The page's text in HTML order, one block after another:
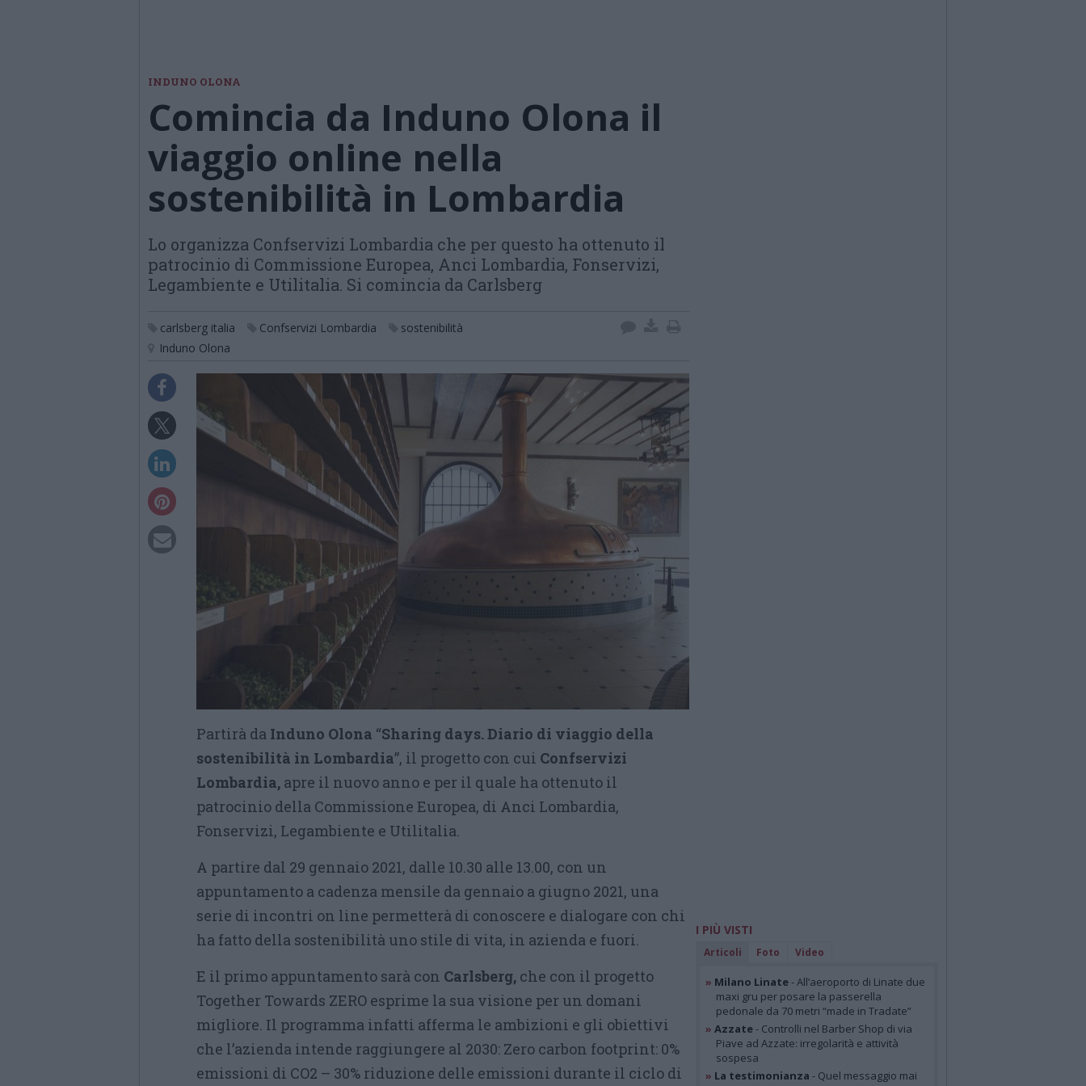
INDUNO OLONA
Comincia da Induno Olona il
viaggio online nella
sostenibilità in Lombardia
Lo organizza Confservizi Lombardia che per questo ha ottenuto il
patrocinio di Commissione Europea, Anci Lombardia, Fonservizi,
Legambiente e Utilitalia. Si comincia da Carlsberg
carlsberg italia Confservizi Lombardia
sostenibilità
Induno Olona
Partirà da Induno Olona “Sharing days. Diario di viaggio della
sostenibilità in Lombardia”, il progetto con cui Confservizi
Lombardia, apre il nuovo anno e per il quale ha ottenuto il
patrocinio della Commissione Europea, di Anci Lombardia,
Fonservizi, Legambiente e Utilitalia.
A partire dal 29 gennaio 2021, dalle 10.30 alle 13.00, con un
appuntamento a cadenza mensile da gennaio a giugno 2021, una
serie di incontri on line permetterà di conoscere e dialogare con chi
ha fatto della sostenibilità uno stile di vita, in azienda e fuori.
E il primo appuntamento sarà con Carlsberg, che con il progetto
Together Towards ZERO esprime la sua visione per un domani
migliore. Il programma infatti afferma le ambizioni e gli obiettivi
che l’azienda intende raggiungere al 2030: Zero carbon footprint: 0%
emissioni di CO2 – 30% riduzione delle emissioni durante il ciclo di
I PIÙ VISTI
Articoli Foto Video
» Milano Linate- All’aeroporto di Linate due
maxi gru per posare la passerella
pedonale da 70 metri “made in Tradate”
» Azzate- Controlli nel Barber Shop di via
Piave ad Azzate: irregolarità e attività
sospesa
» La testimonianza - Quel messaggio mai